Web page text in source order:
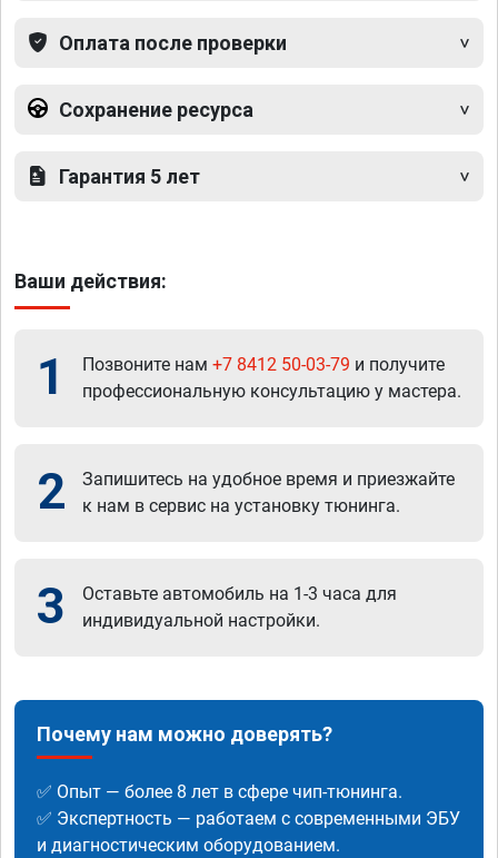
Оплата после проверки
Сохранение ресурса
Гарантия 5 лет
Ваши действия:
1 Позвоните нам +7 8412 50-03-79 и получите
профессиональную консультацию у мастера.
2
Запишитесь на удобное время и приезжайте
к нам в сервис на установку тюнинга.
3
Оставьте автомобиль на 1-3 часа для
индивидуальной настройки.
Почему нам можно доверять?
✅ Опыт — более 8 лет в сфере чип-тюнинга.
✅ Экспертность — работаем с современными ЭБУ
и диагностическим оборудованием.